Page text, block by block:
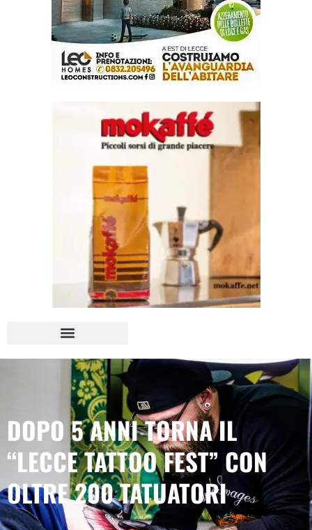
DOPO 5 ANNI TORNA IL
“LECCE TATTOO FEST” CON
OLTRE 200 TATUATORI